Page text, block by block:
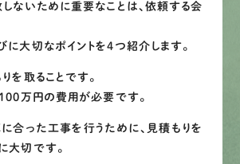
ないために重要なことは、依頼する会
に大切なポイントを4つ紹介します。
を取ることです。
万円の費用が必要です。
合った工事を行うために、見積もりを
大切です。